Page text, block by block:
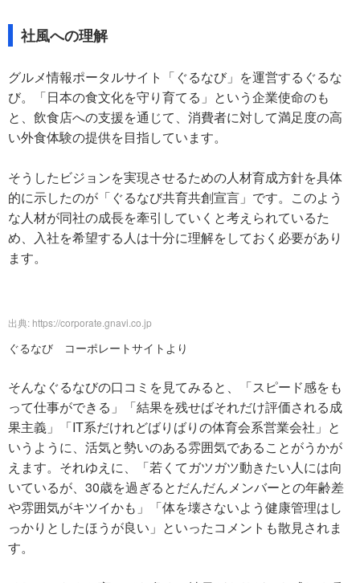
社風への理解
グルメ情報ポータルサイト「ぐるなび」を運営するぐるな
び。「日本の食文化を守り育てる」という企業使命のも
と、飲食店への支援を通じて、消費者に対して満足度の高
い外食体験の提供を目指しています。
そうしたビジョンを実現させるための人材育成方針を具体
的に示したのが「ぐるなび共育共創宣言」です。このよう
な人材が同社の成長を牽引していくと考えられているた
め、入社を希望する人は十分に理解をしておく必要があり
ます。
出典: https://corporate.gnavi.co.jp
ぐるなび コーポレートサイトより
そんなぐるなびの口コミを見てみると、「スピード感をも
って仕事ができる」「結果を残せばそれだけ評価される成
果主義」「IT系だけれどばりばりの体育会系営業会社」と
いうように、活気と勢いのある雰囲気であることがうかが
えます。それゆえに、「若くてガツガツ動きたい人には向
いているが、30歳を過ぎるとだんだんメンバーとの年齢差
や雰囲気がキツイかも」「体を壊さないよう健康管理はし
っかりとしたほうが良い」といったコメントも散見されま
す。